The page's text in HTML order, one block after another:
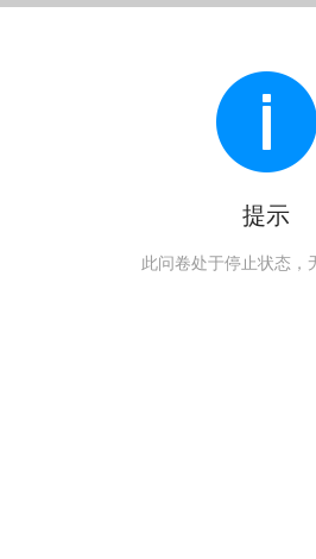
提示
此问卷处于停止状态，